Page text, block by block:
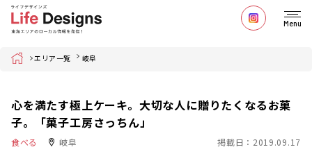
Menu
Home エリア一覧 岐阜
心を満たす極上ケーキ。大切な人に贈りたくなるお菓
子。「菓子工房さっちん」
食べる 岐阜 掲載日：2019.09.17